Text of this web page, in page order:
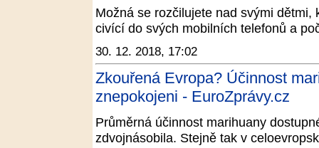
Možná se rozčilujete nad svými
civící do svých mobilních telefonů a
30. 12. 2018, 17:02
Zkouřená Evropa? Účinnost
znepokojeni - EuroZprávy.cz
Průměrná účinnost marihuany
zdvojnásobila. Stejně tak v